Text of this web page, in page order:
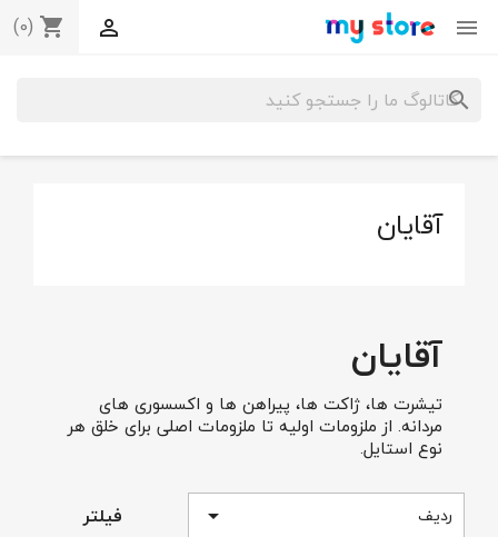

shopping_cart
(0) 
search
آقایان
آقایان
تیشرت ها، ژاکت ها، پیراهن ها و اکسسوری های
مردانه. از ملزومات اولیه تا ملزومات اصلی برای خلق هر
نوع استایل.
ردیف 
فیلتر